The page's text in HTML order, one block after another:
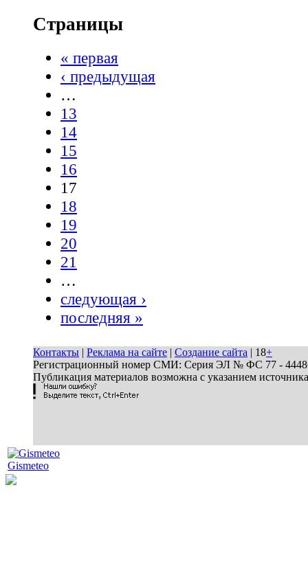
Страницы
« первая
‹ предыдущая
…
13
14
15
16
17
18
19
20
21
…
следующая ›
последняя »
Контакты | Реклама на сайте | Создание сайта | 18+
Регистрационный номер СМИ: Серия ЭЛ № ФС 77 - 44486
Публикация материалов возможна с указанием
Gismeteo